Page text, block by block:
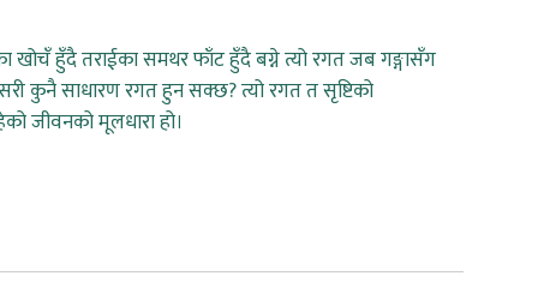
खोचँ हुँदै तराईका समथर फाँट हुँदै बग्ने त्यो रगत जब गङ्गासँग
कुनै साधारण रगत हुन सक्छ? त्यो रगत त सृष्टिको
जीवनको मूलधारा हो।